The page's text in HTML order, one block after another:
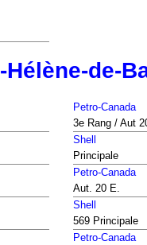
Hélène-de-
Petro-Canada
3e Rang / Aut
Shell
Principale
Petro-Canada
Aut. 20 E.
Shell
569 Principale
Petro-Canada